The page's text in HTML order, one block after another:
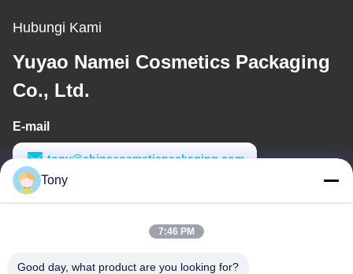
Hubungi Kami
Yuyao Namei Cosmetics Packaging
Co., Ltd.
E-mail
tony@chinacosmeticpackaging.com
Waktu Kerja
Tony
7:46 PM
Good day, what product are you looking for?